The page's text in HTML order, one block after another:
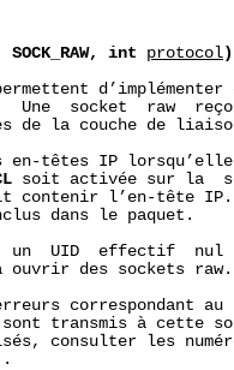
SOCK_RAW, int protocol
d’implémenter
Une  socket  raw
de la couche de
en-têtes IP
soit activée sur la
contenir l’en-tête
dans le paquet.
un  UID  effectif  nul
des sockets raw.
correspondant au
transmis à cette
consulter les